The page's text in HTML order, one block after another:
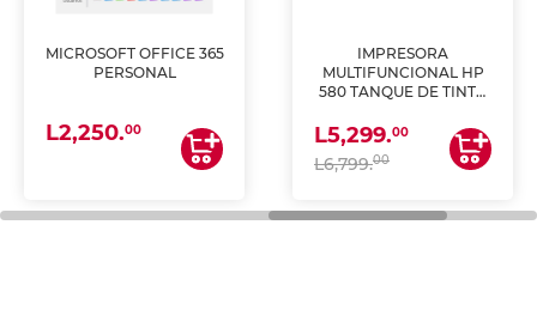
MICROSOFT OFFICE 365
PERSONAL
L2,250.00
IMPRESORA
MULTIFUNCIONAL HP
580 TANQUE DE TINTA
ESCANEA)
L5,299.00
L6,799.00